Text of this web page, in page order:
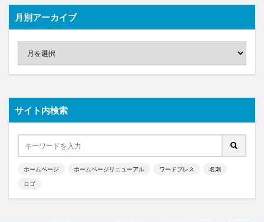
月別アーカイブ
サイト内検索
ホームページ ホームページリニューアル ワードプレス 名刺
ロゴ